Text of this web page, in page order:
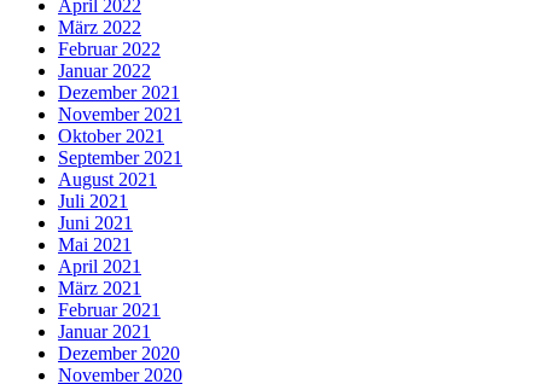
April 2022
März 2022
Februar 2022
Januar 2022
Dezember 2021
November 2021
Oktober 2021
September 2021
August 2021
Juli 2021
Juni 2021
Mai 2021
April 2021
März 2021
Februar 2021
Januar 2021
Dezember 2020
November 2020